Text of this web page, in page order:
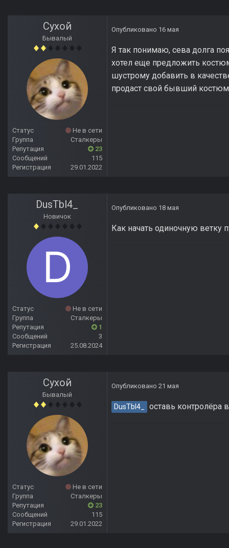
Сухой
Бывалый
Статус
Не в сети
Группа
Сталкеры
Репутация
23
Сообщений
115
Регистрация
29.01.2022
Опубликовано 16 мая
Я так понимаю, сева долга
хотел еще предложить
шустрому добавить в
продаст свой бывший
DusTbl4_
Новичок
Статус
Не в сети
Группа
Сталкеры
Репутация
1
Сообщений
3
Регистрация
25.08.2024
Опубликовано 18 мая
Как начать одиночную ветку
Сухой
Бывалый
Статус
Не в сети
Группа
Сталкеры
Репутация
23
Сообщений
115
Регистрация
29.01.2022
Опубликовано 21 мая
DusTbl4_ оставь контролёра